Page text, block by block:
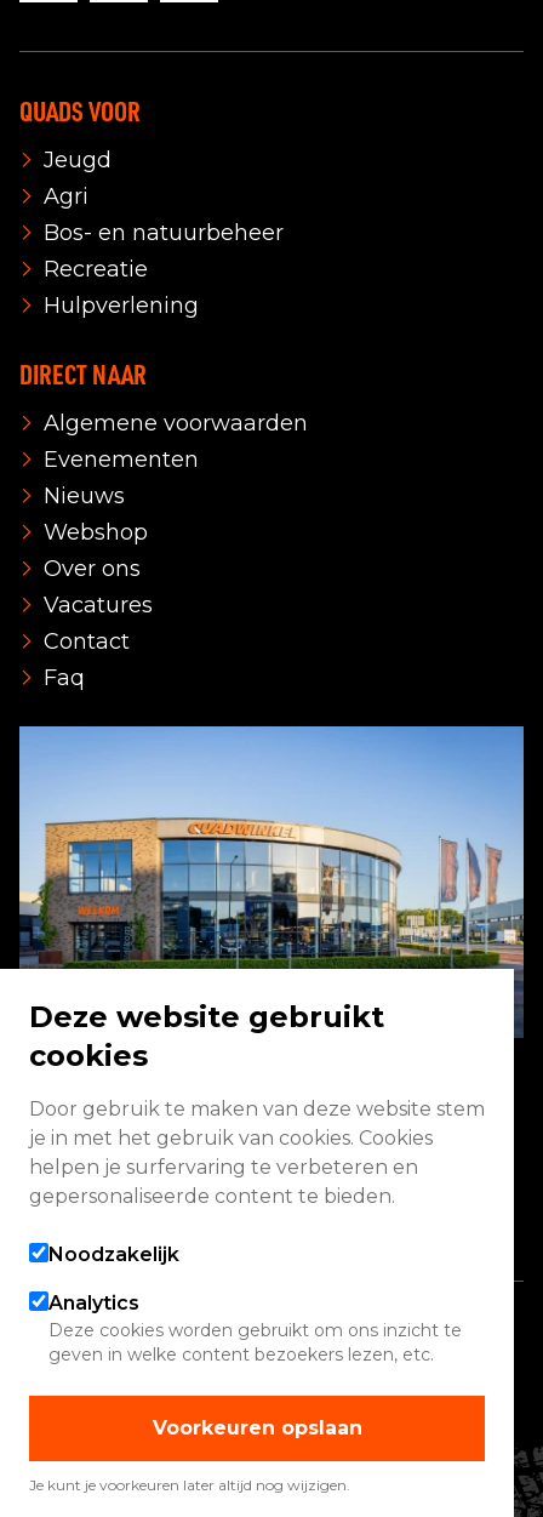
QUADS VOOR
Jeugd
Agri
Bos- en natuurbeheer
Recreatie
Hulpverlening
DIRECT NAAR
Algemene voorwaarden
Evenementen
Nieuws
Webshop
Over ons
Vacatures
Contact
Faq
Energieweg 2 3771 NA Barneveld
Vandaag geopend van 08:00 - 17:00
Copyright 2026 Quadwinkel
Cookie instellingen
Contact
Werelden
Deze website gebruikt
cookies
Door gebruik te maken van deze website stem
je in met het gebruik van cookies. Cookies
helpen je surfervaring te verbeteren en
gepersonaliseerde content te bieden.
Noodzakelijk
Analytics
Deze cookies worden gebruikt om ons inzicht te
geven in welke content bezoekers lezen, etc.
Voorkeuren opslaan
Je kunt je voorkeuren later altijd nog wijzigen.